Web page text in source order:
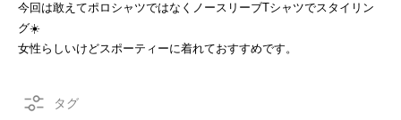
今回は敢えてポロシャツではなくノースリーブTシャツでスタイリン
グ☀️
女性らしいけどスポーティーに着れておすすめです。